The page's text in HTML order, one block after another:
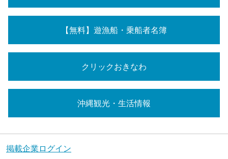
【無料】遊漁船・乗船者名簿
クリックおきなわ
沖縄観光・生活情報
掲載企業ログイン